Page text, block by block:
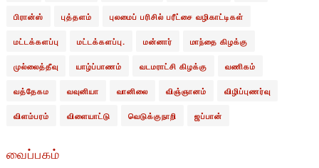
பிரான்ஸ் புத்தளம் புலமைப் பரிசில் பரீட்சை வழிகாட்டிகள்
மட்டக்களப்பு மட்டக்களப்பு. மன்னார் மாந்தை கிழக்கு
முல்லைத்தீவு யாழ்ப்பாணம் வடமராட்சி கிழக்கு வணிகம்
வத்தேகம வவுனியா வானிலை விஞ்ஞானம் விழிப்புணர்வு
விளம்பரம் விளையாட்டு வெடுக்குநாறி ஜப்பான்
வைப்பகம்